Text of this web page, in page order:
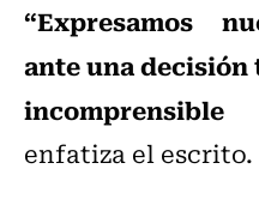
“Expresamos
ante una
enfatiza el escrito.